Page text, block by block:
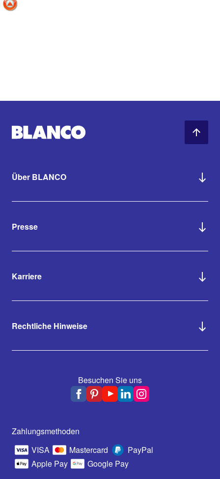
Über BLANCO
Presse
Karriere
Rechtliche Hinweise
Besuchen Sie uns
Zahlungsmethoden
VISA
Mastercard
PayPal
Apple Pay
Google Pay